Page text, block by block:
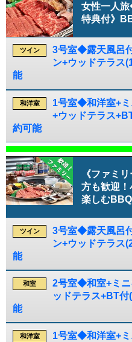
女性一人
特典付》
ツイン
3号室◆露天風呂
ン+ウッドテラス
能
和洋室
1号室◆和洋室+
+ウッドテラス
約可能
《ファミ
方も歓迎
楽しむBBQ
ツイン
3号室◆露天風呂
ン+ウッドテラス
能
和室
2号室◆和室+ミニ
ッドテラス+BT
能
和洋室
1号室◆和洋室+